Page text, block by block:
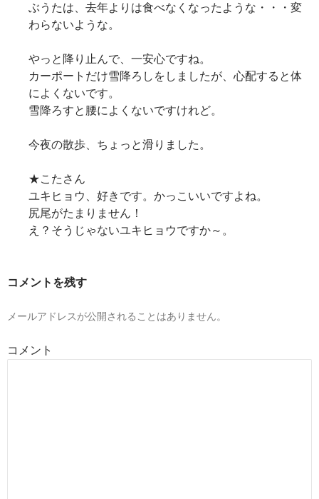
ぶうたは、去年よりは食べなくなったような・・・変
わらないような。
やっと降り止んで、一安心ですね。
カーポートだけ雪降ろしをしましたが、心配すると体
によくないです。
雪降ろすと腰によくないですけれど。
今夜の散歩、ちょっと滑りました。
★こたさん
ユキヒョウ、好きです。かっこいいですよね。
尻尾がたまりません！
え？そうじゃないユキヒョウですか～。
コメントを残す
メールアドレスが公開されることはありません。
コメント